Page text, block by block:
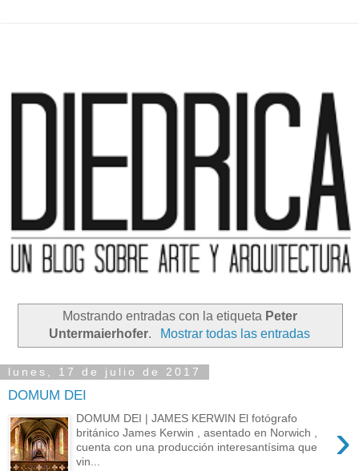
Mostrando entradas con la etiqueta Peter
Untermaierhofer. Mostrar todas las entradas
lunes, 17 de julio de 2017
DOMUM DEI
›
DOMUM DEI | JAMES KERWIN El fotógrafo
británico James Kerwin , asentado en Norwich ,
cuenta con una producción interesantísima que
vin...